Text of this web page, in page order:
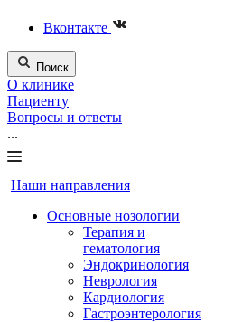
Вконтакте
Поиск
О клинике
Пациенту
Вопросы и ответы
...
Наши направления
Основные нозологии
Терапия и
гематология
Эндокринология
Неврология
Кардиология
Гастроэнтерология